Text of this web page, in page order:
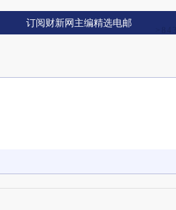
订阅财新网主编精选电邮